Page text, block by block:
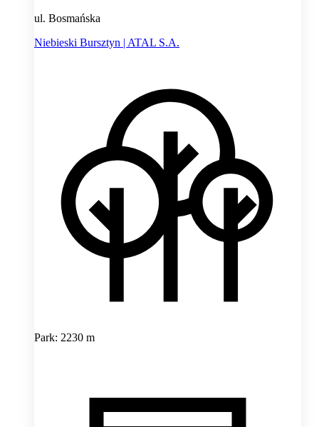
ul. Bosmańska
Niebieski Bursztyn | ATAL S.A.
Park: 2230 m